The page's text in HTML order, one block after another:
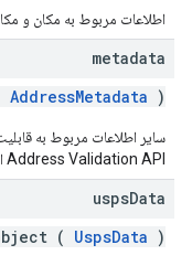
اطلاعات مربوط به مکان و
metadata
AddressMetadata )
سایر اطلاعات مربوط به
Address Validation API ارسال می شود، تضمین نمی شود.
uspsData
( UspsData )